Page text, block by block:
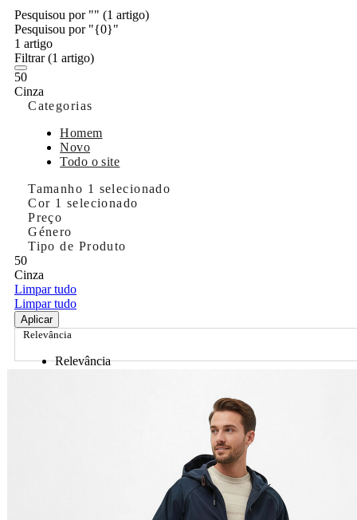
Pesquisou por "" (1 artigo)
Pesquisou por "{0}"
1 artigo
Filtrar(1 artigo)
50
Cinza
Categorias
Homem
Novo
Todo o site
Tamanho 1 selecionado
Cor 1 selecionado
Preço
Género
Tipo de Produto
50
Cinza
Limpar tudo
Limpar tudo
Aplicar
Relevância
Relevância